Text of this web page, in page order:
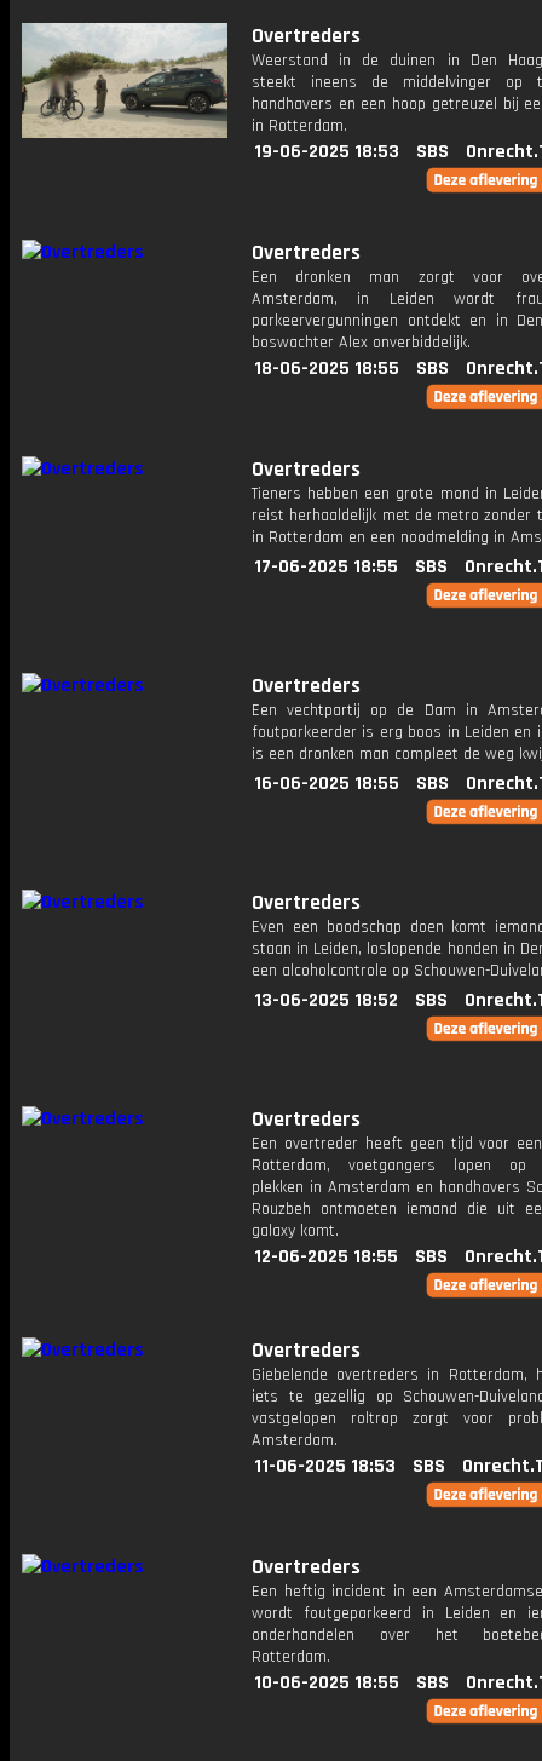
Overtreders
Weerstand in de duinen in Den
steekt ineens de middelvinger op
handhavers en een hoop getreuzel bij
in Rotterdam.
19-06-2025 18:53 SBS
Overtreders
Een dronken man zorgt voor
Amsterdam, in Leiden wordt
parkeervergunningen ontdekt en in
boswachter Alex onverbiddelijk.
18-06-2025 18:55 SBS
Overtreders
Tieners hebben een grote mond in
reist herhaaldelijk met de metro zonder
in Rotterdam en een noodmelding in
17-06-2025 18:55 SBS
Overtreders
Een vechtpartij op de Dam in
foutparkeerder is erg boos in Leiden en
is een dronken man compleet de weg
16-06-2025 18:55 SBS
Overtreders
Even een boodschap doen komt
staan in Leiden, loslopende honden in
een alcoholcontrole op Schouwen-
13-06-2025 18:52 SBS
Overtreders
Een overtreder heeft geen tijd voor
Rotterdam, voetgangers lopen op
plekken in Amsterdam en handhavers
Rouzbeh ontmoeten iemand die uit
galaxy komt.
12-06-2025 18:55 SBS
Overtreders
Giebelende overtreders in Rotterdam,
iets te gezellig op Schouwen-
vastgelopen roltrap zorgt voor
Amsterdam.
11-06-2025 18:53 SBS
Overtreders
Een heftig incident in een
wordt foutgeparkeerd in Leiden en
onderhandelen over het
Rotterdam.
10-06-2025 18:55 SBS